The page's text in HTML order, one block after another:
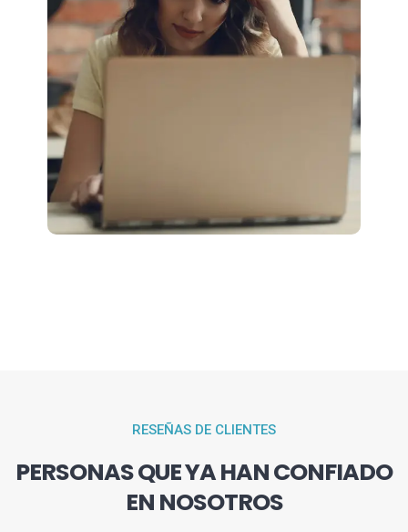
RESEÑAS DE CLIENTES
PERSONAS QUE YA HAN CONFIADO
EN NOSOTROS